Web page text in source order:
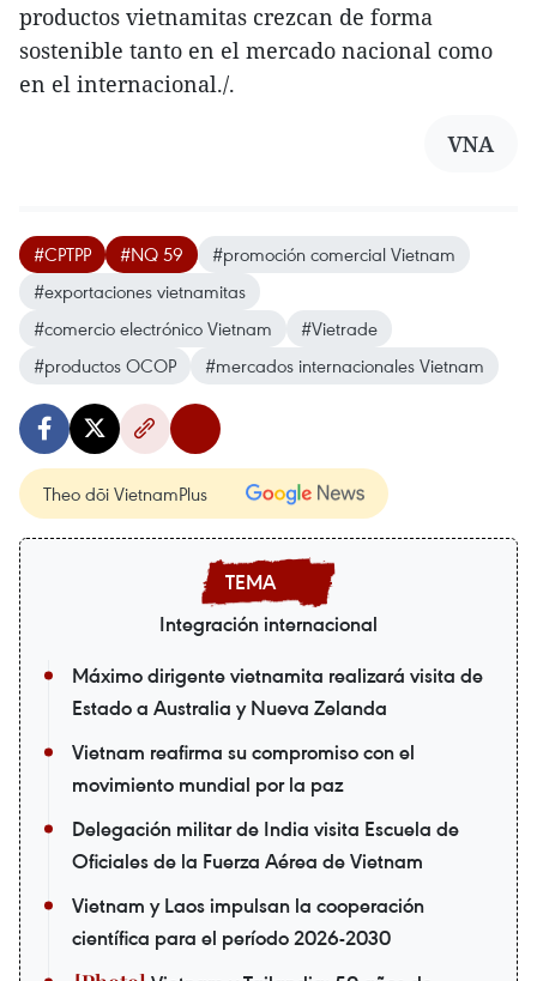
productos vietnamitas crezcan de forma
sostenible tanto en el mercado nacional como
en el internacional./.
VNA
#CPTPP #NQ 59
#promoción comercial Vietnam
#exportaciones vietnamitas
#comercio electrónico Vietnam
#Vietrade
#productos OCOP
#mercados internacionales Vietnam
Theo dõi VietnamPlus
Integración internacional
Máximo dirigente vietnamita realizará visita de
Estado a Australia y Nueva Zelanda
Vietnam reafirma su compromiso con el
movimiento mundial por la paz
Delegación militar de India visita Escuela de
Oficiales de la Fuerza Aérea de Vietnam
Vietnam y Laos impulsan la cooperación
científica para el período 2026-2030